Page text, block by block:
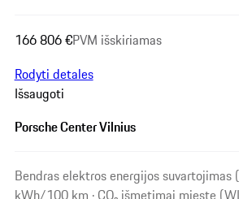
166 806 €PVM išskiriamas
Rodyti detales
Išsaugoti
Porsche Center Vilnius
Bendras elektros energijos suvartojimas